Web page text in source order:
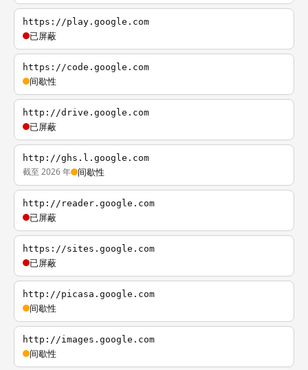
https://play.google.com
已屏蔽
https://code.google.com
间歇性
http://drive.google.com
已屏蔽
http://ghs.l.google.com
截至 2026 年 间歇性
http://reader.google.com
已屏蔽
https://sites.google.com
已屏蔽
http://picasa.google.com
间歇性
http://images.google.com
间歇性